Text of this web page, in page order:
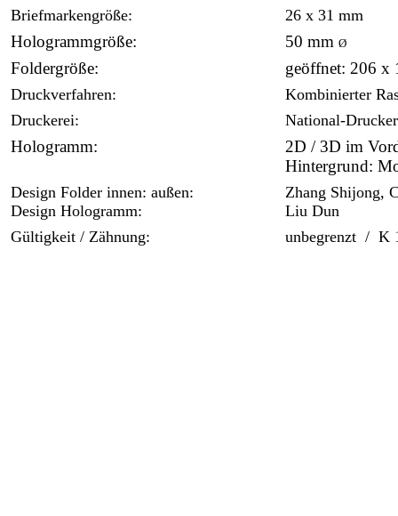
Briefmarkengröße: 26 x 31 mm
Hologrammgröße: 50 mm Ø
Foldergröße: geöffnet: 206 x
Druckverfahren:
Kombinierter
Druckerei:
National-
Hologramm:
2D / 3D im
Hintergrund:
Design Folder innen: außen:
Design Hologramm:
Zhang Shijong,
Liu Dun
Gültigkeit / Zähnung:
unbegrenzt / K